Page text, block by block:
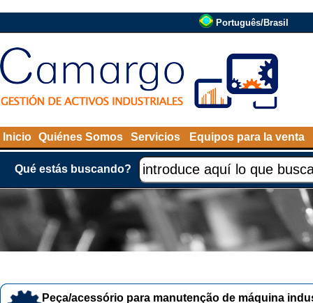
Português/Brasil
Inicio Quiénes Somos Servicios Equipos para la venta
Qué estás buscando?
Peça/acessório para manutenção de máquina